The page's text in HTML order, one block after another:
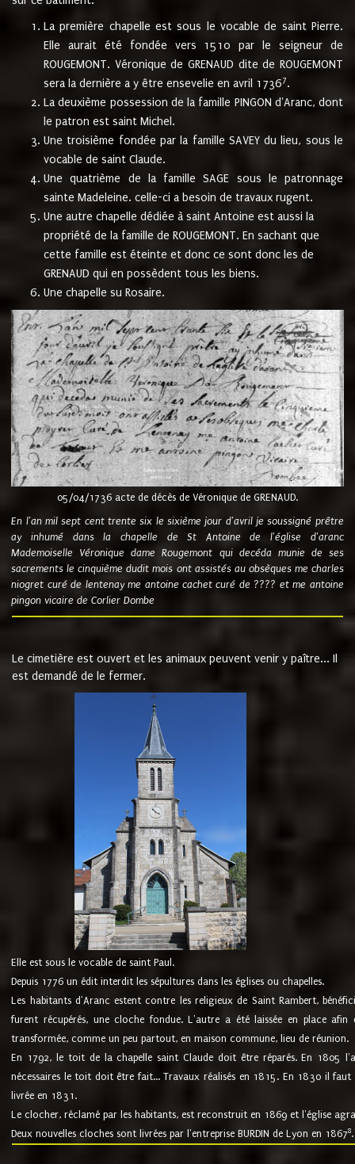
La première chapelle est sous le vocable de saint Pierre.
Elle aurait été fondée vers 1510 par le seigneur de
ROUGEMONT. Véronique de GRENAUD dite de ROUGEMONT
sera la dernière a y être ensevelie en avril 17367.
La deuxième possession de la famille PINGON d'Aranc, dont
le patron est saint Michel.
Une troisième fondée par la famille SAVEY du lieu, sous le
vocable de saint Claude.
Une quatrième de la famille SAGE sous le patronnage
sainte Madeleine. celle-ci a besoin de travaux rugent.
Une autre chapelle dédiée à saint Antoine est aussi la
propriété de la famille de ROUGEMONT. En sachant que
cette famille est éteinte et donc ce sont donc les de
GRENAUD qui en possèdent tous les biens.
Une chapelle su Rosaire.
05/04/1736 acte de décès de Véronique de GRENAUD.
En l'an mil sept cent trente six le sixième jour d'avril je soussigné prêtre
ay inhumé dans la chapelle de St Antoine de l'église d'aranc
Mademoiselle Véronique dame Rougemont qui decéda munie de ses
sacrements le cinquième dudit mois ont assistés au obsèques me charles
niogret curé de lentenay me antoine cachet curé de ???? et me antoine
pingon vicaire de Corlier Dombe
Le cimetière est ouvert et les animaux peuvent venir y paître... Il
est demandé de le fermer.
Elle est sous le vocable de saint Paul.
Depuis 1776 un édit interdit les sépultures dans les églises ou chapelles.
Les habitants d'Aranc estent contre les religieux de Saint Rambert,
furent récupérés, une cloche fondue. L'autre a été laissée en place
transformée, comme un peu partout, en maison commune, lieu de réunion.
En 1792, le toit de la chapelle saint Claude doit être réparés. En 1805
nécessaires le toit doit être fait... Travaux réalisés en 1815. En 1830 il
livrée en 1831.
Le clocher, réclamé par les habitants, est reconstruit en 1869 et l'église
Deux nouvelles cloches sont livrées par l'entreprise BURDIN de Lyon en 18678.